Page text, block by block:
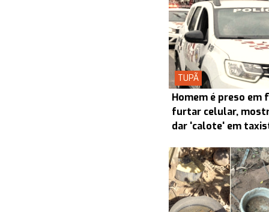
TUPÃ
Homem é preso
furtar celular,
dar 'calote' em